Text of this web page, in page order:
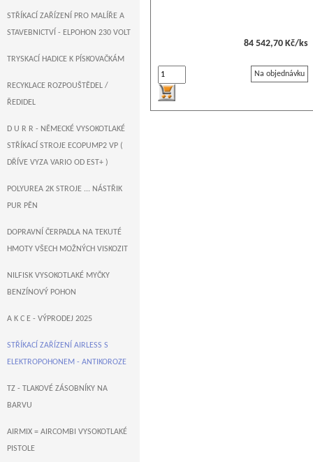
84 542,70 Kč/ks
Na objednávku
STŘÍKACÍ ZAŘÍZENÍ PRO MALÍŘE A
STAVEBNICTVÍ - ELPOHON 230 VOLT
TRYSKACÍ HADICE K PÍSKOVAČKÁM
RECYKLACE ROZPOUŠTĚDEL /
ŘEDIDEL
D U R R - NĚMECKÉ VYSOKOTLAKÉ
STŘÍKACÍ STROJE ECOPUMP2 VP (
DŘÍVE VYZA VARIO OD EST+ )
POLYUREA 2K STROJE ... NÁSTŘIK
PUR PĚN
DOPRAVNÍ ČERPADLA NA TEKUTÉ
HMOTY VŠECH MOŽNÝCH VISKOZIT
NILFISK VYSOKOTLAKÉ MYČKY
BENZÍNOVÝ POHON
A K C E - VÝPRODEJ 2025
STŘÍKACÍ ZAŘÍZENÍ AIRLESS S
ELEKTROPOHONEM - ANTIKOROZE
TZ - TLAKOVÉ ZÁSOBNÍKY NA
BARVU
AIRMIX = AIRCOMBI VYSOKOTLAKÉ
PISTOLE